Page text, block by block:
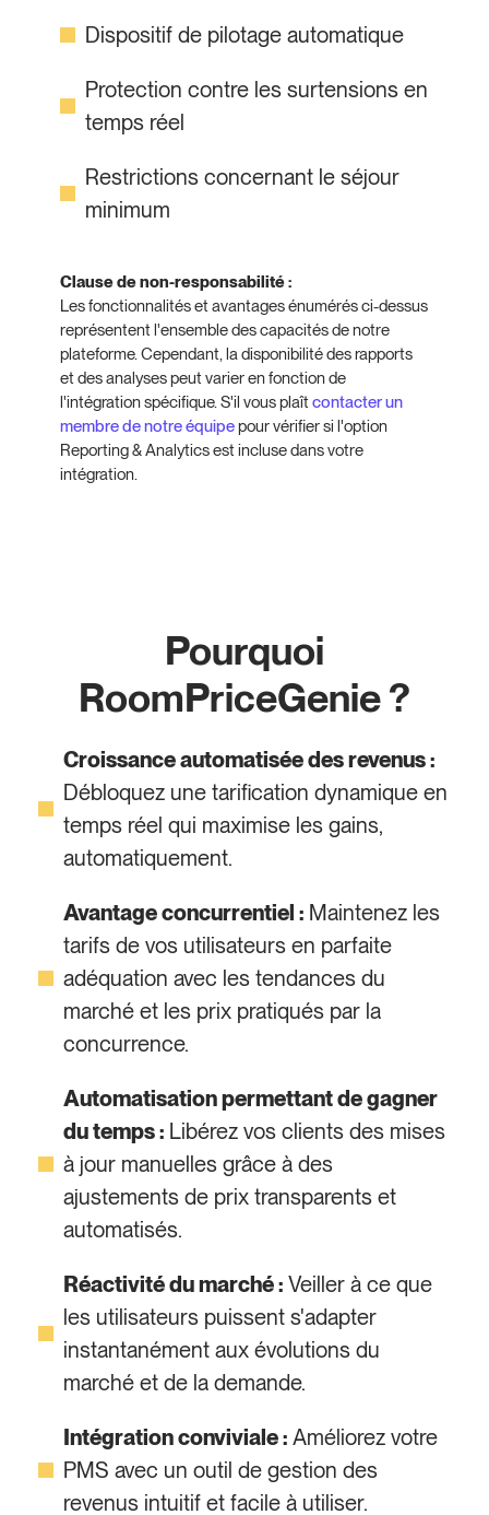
Dispositif de pilotage automatique
Protection contre les surtensions en
temps réel
Restrictions concernant le séjour
minimum
Clause de non-responsabilité :
Les fonctionnalités et avantages énumérés ci-dessus
représentent l'ensemble des capacités de notre
plateforme. Cependant, la disponibilité des rapports
et des analyses peut varier en fonction de
l'intégration spécifique. S'il vous plaîtcontacter un
membre de notre équipepour vérifier si l'option
Reporting & Analytics est incluse dans votre
intégration.
Pourquoi
RoomPriceGenie ?
Croissance automatisée des revenus :
Débloquez une tarification dynamique en
temps réel qui maximise les gains,
automatiquement.
Avantage concurrentiel :Maintenez les
tarifs de vos utilisateurs en parfaite
adéquation avec les tendances du
marché et les prix pratiqués par la
concurrence.
Automatisation permettant de gagner
du temps :Libérez vos clients des mises
à jour manuelles grâce à des
ajustements de prix transparents et
automatisés.
Réactivité du marché :Veiller à ce que
les utilisateurs puissent s'adapter
instantanément aux évolutions du
marché et de la demande.
Intégration conviviale :Améliorez votre
PMS avec un outil de gestion des
revenus intuitif et facile à utiliser.